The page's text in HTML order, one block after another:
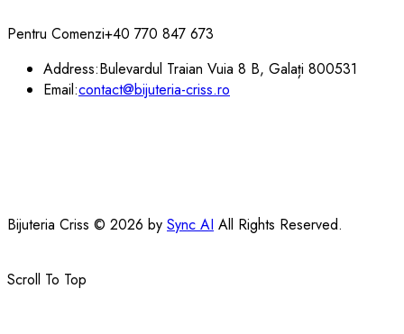
Pentru Comenzi+40 770 847 673
Address:Bulevardul Traian Vuia 8 B, Galați 800531
Email:contact@bijuteria-criss.ro
Bijuteria Criss © 2026 by Sync AI All Rights Reserved.
Scroll To Top